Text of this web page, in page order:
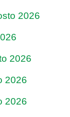
2026
2026
2026
2026